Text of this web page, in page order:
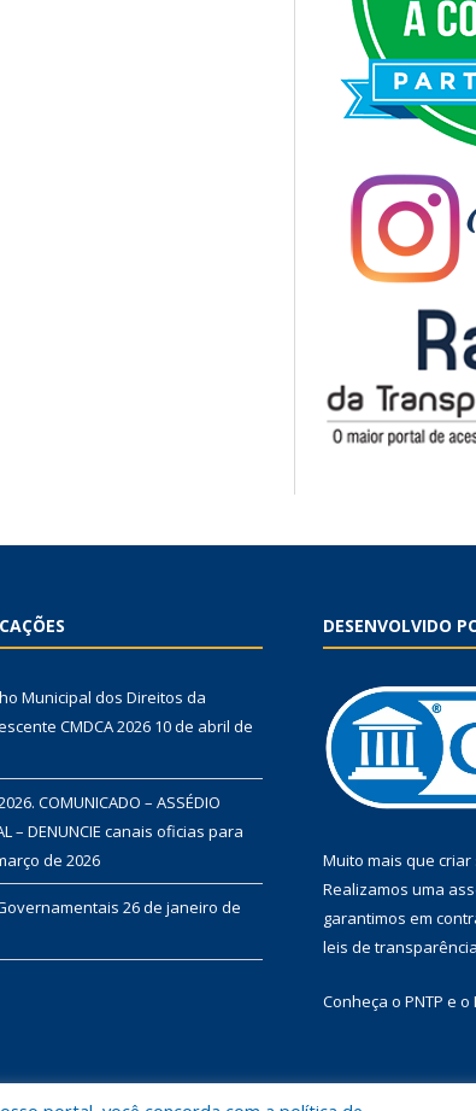
Municipal dos Direitos da
CMDCA 2026 10 de abril de
COMUNICADO – ASSÉDIO
– DENUNCIE canais oficias para
de 2026
26 de janeiro de
DESENVOLVIDO
Muito mais que criar
Realizamos uma
garantimos em
leis de
Conheça o PNTP e o